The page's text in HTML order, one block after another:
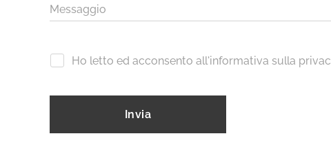
Messaggio
Ho letto ed acconsento all'informativa sulla
Invia